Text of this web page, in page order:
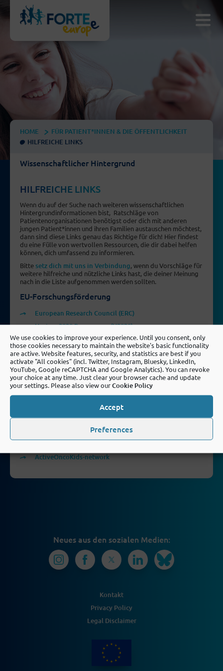
We use cookies to improve your experience. Until you consent, only
those cookies necessary to maintain the website's basic functionality
are active. Website features, security, and statistics are best if you
activate "All cookies" (incl. Twitter, Instagram, Bluesky, LinkedIn,
YouTube, Google reCAPTCHA and Google Analytics). You can revoke
your choice at any time. Just clear your browser cache and update
your settings. Please also view ourCookie Policy
Accept
Preferences
HOME
FÜR PATIENT*INNEN & DIE ÖFFENTLICHKEIT
HILFREICHE LINKS
Wissenschaftlicher Hintergrund
HILFREICHE LINKS
Wenn du auf der Suche nach weiteren wissenschaftlichen
Hintergrundinformationen bist, Ratschläge von
Patientenorganisationen benötigst oder dich mit anderen
jungen Patient*innen und ihren Familien austauschen möchtest,
dann sind diese Links genau das Richtige für dich! Hier findest
du eine Fülle von wertvollen Ressourcen, die dir dabei helfen
können, dich umfassend zu informieren.
Bittesetz dich mit uns in Verbindung, wenn du Vorschläge für
weitere hilfreiche und nützliche Links hast, die deiner Meinung
nach in die Liste aufgenommen werden sollten.
EU-Forschungsförderung
European Research Council (ERC)
Horizon2020 Programme (H2020)
Patientenorganisationen und Vereine zur
Unterstützung betroffener Familien
Youth Cancer Europe (YCE)
European Cancer Patient Coalition (ECPC)
Childhood Cancer International (CCI)
European Society for Paediatric Oncology (SIOPe)
ActiveOncoKids-network
Neues aus den sozialen Medien:
Kontakt
Privacy Policy
Legal Disclaimer